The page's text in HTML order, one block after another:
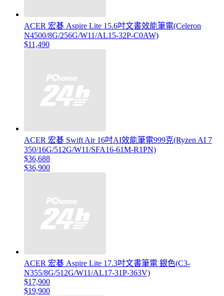
ACER 宏碁 Aspire Lite 15.6吋文書效能筆電(Celeron
N4500/8G/256G/W11/AL15-32P-C0AW)
$11,490
ACER 宏碁 Swift Air 16吋AI效能筆電999克(Ryzen AI 7
350/16G/512G/W11/SFA16-61M-R1PN)
$36,688
$36,900
ACER 宏碁 Aspire Lite 17.3吋文書筆電 銀色(C3-
N355/8G/512G/W11/AL17-31P-363V)
$17,900
$19,900